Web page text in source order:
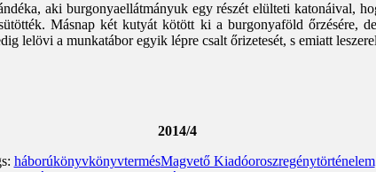
aki burgonyaellátmányuk egy részét elülteti katonáival,
Másnap két kutyát kötött ki a burgonyaföld őrzésére,
lelövi a munkatábor egyik lépre csalt őrizetesét, s emiatt
2014/4
háborúkönyvkönyvtermésMagvető Kiadóoroszregénytörténelem